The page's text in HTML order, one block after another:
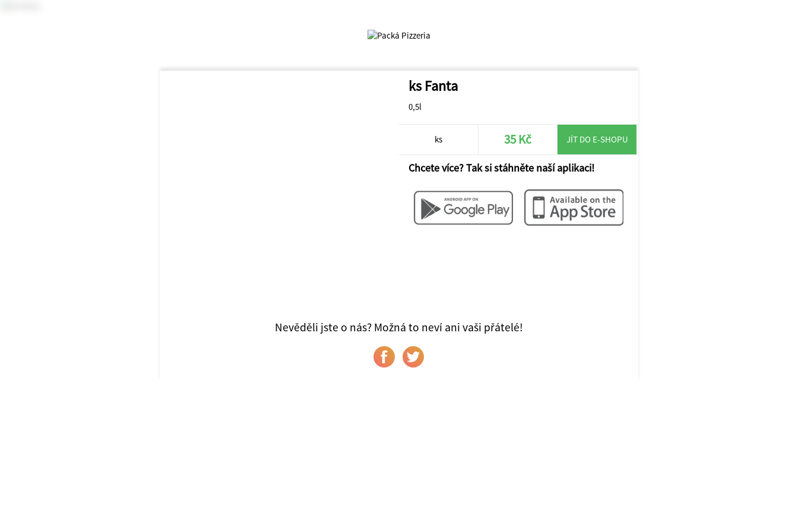
ks Fanta
0,5l
ks 35 Kč JÍT DO E-SHOPU
Chcete více? Tak si stáhněte naší aplikaci!
Nevěděli jste o nás? Možná to neví ani vaši přátelé!